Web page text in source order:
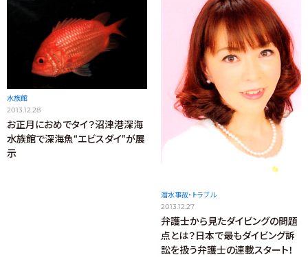
水族館
2013.12.28
お正月におめでタイ？沼津港深海
水族館で深海魚“エビスダイ”が展
示
潜水事故・トラブル
2013.12.27
弁護士から見たダイビングの問題
点とは？日本で最もダイビング訴
訟を扱う弁護士の連載スタート！